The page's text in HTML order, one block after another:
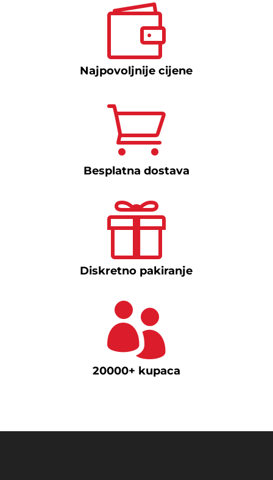

Najpovoljnije cijene

Besplatna dostava

Diskretno pakiranje

20000+ kupaca